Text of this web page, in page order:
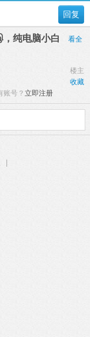
回复
纯电脑小白
看全
楼主
收藏
账号？ 立即注册